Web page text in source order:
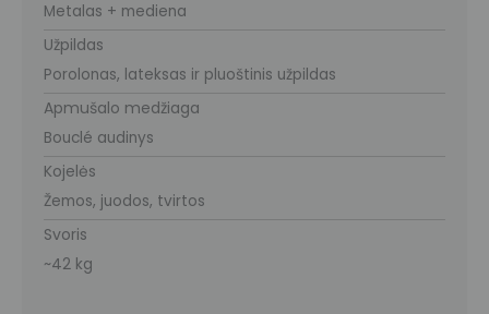
Metalas + mediena
Užpildas
Porolonas, lateksas ir pluoštinis užpildas
Apmušalo medžiaga
Bouclé audinys
Kojelės
Žemos, juodos, tvirtos
Svoris
~42 kg